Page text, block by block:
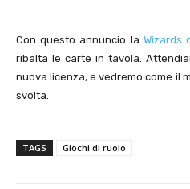
Con questo annuncio la Wizards
ribalta le carte in tavola.
nuova licenza, e vedremo come il
svolta.
TAGS Giochi di ruolo